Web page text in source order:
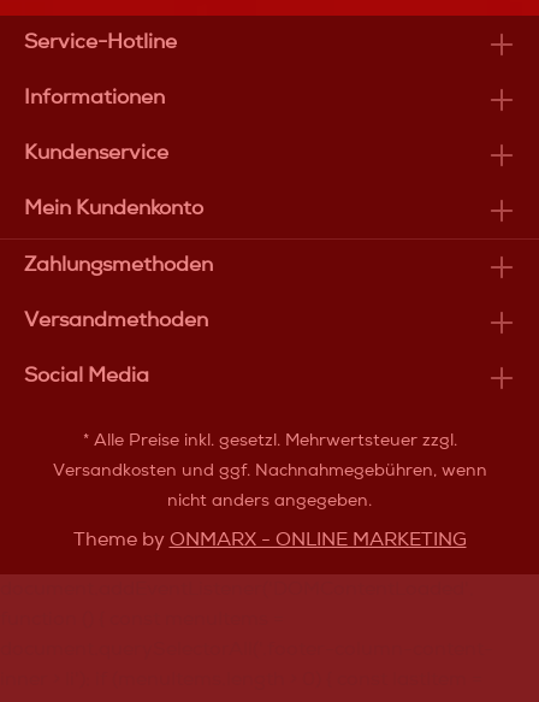
Service-Hotline
Informationen
Kundenservice
Mein Kundenkonto
Zahlungsmethoden
Versandmethoden
Social Media
* Alle Preise inkl. gesetzl. Mehrwertsteuer zzgl.
Versandkosten und ggf. Nachnahmegebühren, wenn
nicht anders angegeben.
Theme by ONMARX - ONLINE MARKETING